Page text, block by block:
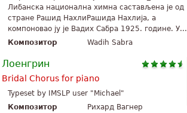
Либанска национална химна састављена је од
стране Рашид НахлиРашида Нахлија, а
компоновао ју је Вадих Сабра 1925. године. У...
Композитор
Wadih Sabra
Лоенгрин
Bridal Chorus for piano
Typeset by IMSLP user "Michael"
Композитор
Рихард Вагнер